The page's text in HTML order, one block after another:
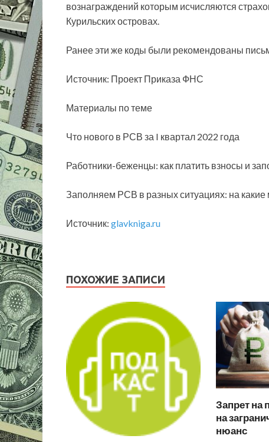
вознаграждений которым исчисляются
Курильских островах.
Ранее эти же коды были рекомендованы
Источник: Проект Приказа ФНС
Материалы по теме
Что нового в РСВ за I квартал 2022 года
Работники-беженцы: как платить взносы и
Заполняем РСВ в разных ситуациях: на
Источник: glavkniga.ru
ПОХОЖИЕ ЗАПИСИ
Запрет на
на
нюанс